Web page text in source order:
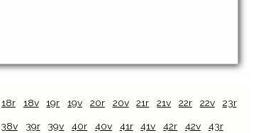
18r 18v 19r 19v 20r 20v 21r 21v 22r 22v 23r
38v 39r 39v 40r 40v 41r 41v 42r 42v 43r